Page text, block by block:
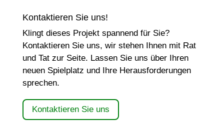
Kontaktieren Sie uns!
Klingt dieses Projekt spannend für Sie?
Kontaktieren Sie uns, wir stehen Ihnen mit Rat
und Tat zur Seite. Lassen Sie uns über Ihren
neuen Spielplatz und Ihre Herausforderungen
sprechen.
Kontaktieren Sie uns